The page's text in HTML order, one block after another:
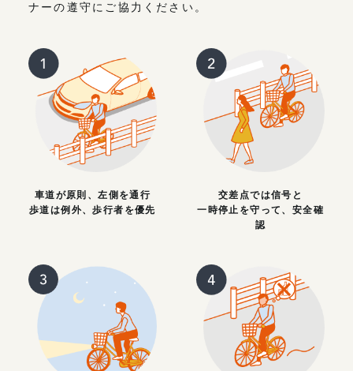
ナーの遵守にご協力ください。
車道が原則、左側を通行
歩道は例外、歩行者を優先
交差点では信号と
一時停止を守って、安全確
認